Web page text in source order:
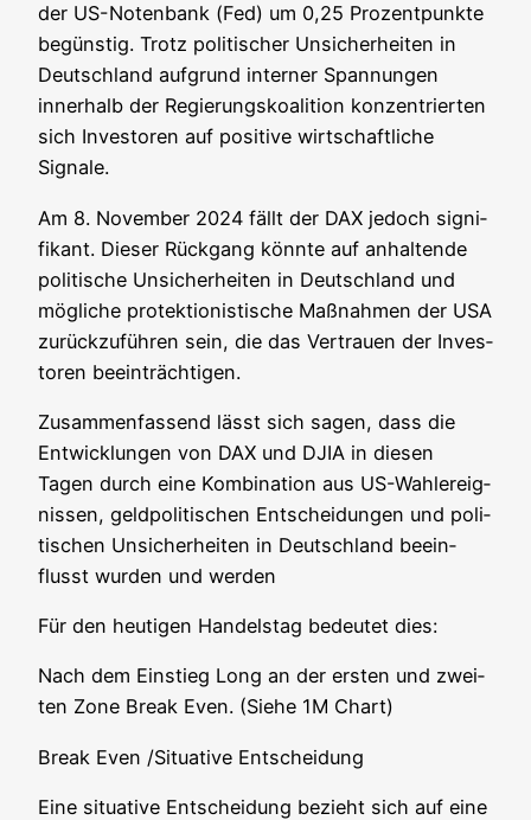
der US-Noten­bank (Fed) um 0,25 Pro­zent­punk­te
begüns­tig. Trotz poli­ti­scher Unsi­cher­hei­ten in
Deutsch­land auf­grund inter­ner Span­nun­gen
inner­halb der Regie­rungs­ko­ali­ti­on kon­zen­trier­ten
sich Inves­to­ren auf posi­ti­ve wirt­schaft­li­che
Signale.
Am 8. Novem­ber 2024 fällt der DAX jedoch signi­
fi­kant. Die­ser Rück­gang könn­te auf anhal­ten­de
poli­ti­sche Unsi­cher­hei­ten in Deutsch­land und
mög­li­che pro­tek­tio­nis­ti­sche Maß­nah­men der USA
zurück­zu­füh­ren sein, die das Ver­trau­en der Inves­
to­ren beeinträchtigen.
Zusam­men­fas­send lässt sich sagen, dass die
Ent­wick­lun­gen von DAX und DJIA in die­sen
Tagen durch eine Kom­bi­na­ti­on aus US-Wahl­er­eig­
nis­sen, geld­po­li­ti­schen Ent­schei­dun­gen und poli­
ti­schen Unsi­cher­hei­ten in Deutsch­land beein­
flusst wur­den und werden
Für den heu­ti­gen Han­dels­tag bedeu­tet dies:
Nach dem Ein­stieg Long an der ers­ten und zwei­
ten Zone Break Even. (Sie­he 1M Chart)
Break Even /Situative Entscheidung
Eine situa­ti­ve Ent­schei­dung bezieht sich auf eine